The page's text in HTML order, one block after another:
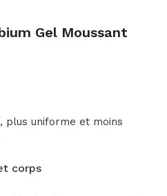
Gel Moussant
plus uniforme et moins
corps